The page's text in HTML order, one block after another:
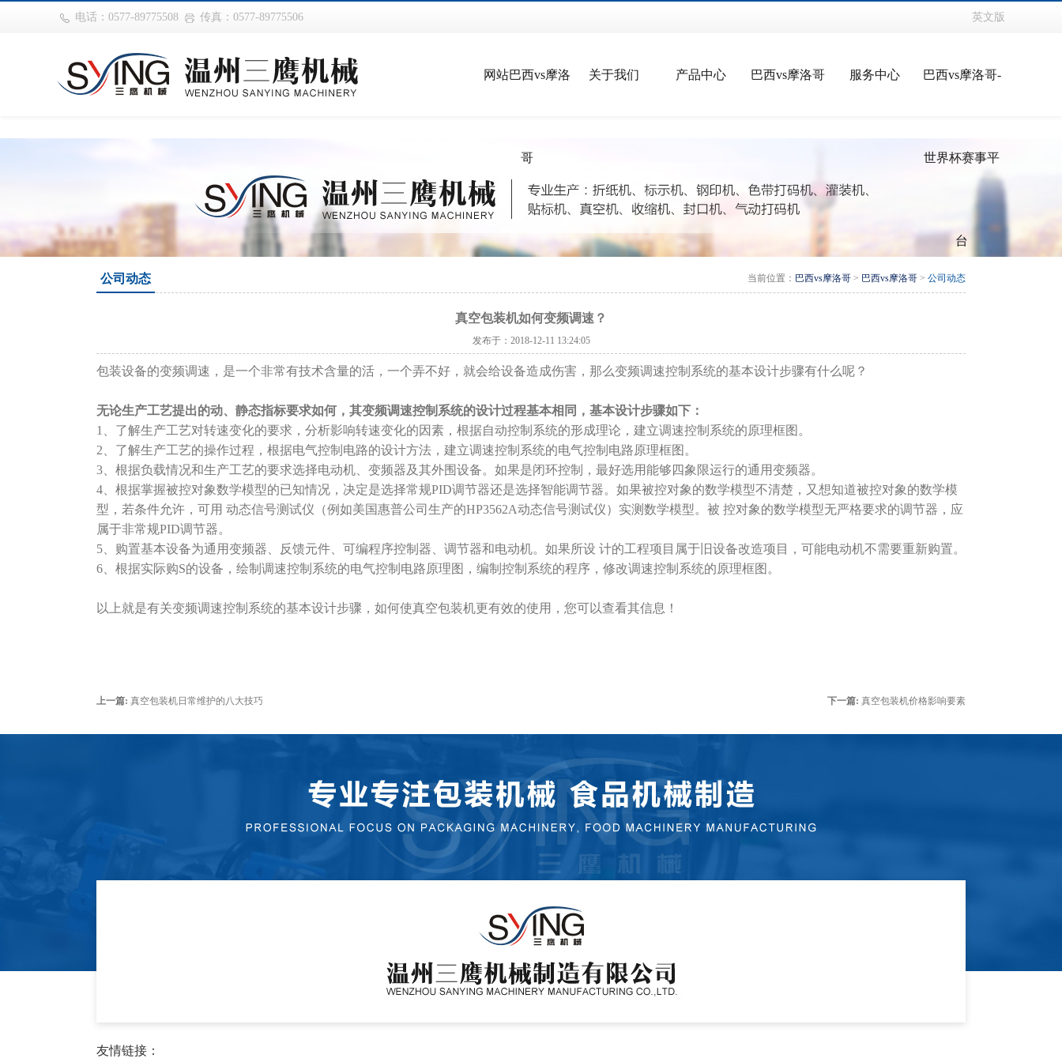
电话：0577-89775508 传真：0577-89775506 英文版
网站巴西vs摩洛
哥
关于我们 产品中心 巴西vs摩洛哥 服务中心 巴西vs摩洛哥-
世界杯赛事平
台
公司动态 当前位置： 巴西vs摩洛哥 > 巴西vs摩洛哥 > 公司动态
真空包装机如何变频调速？
发布于：2018-12-11 13:24:05
包装设备的变频调速，是一个非常有技术含量的活，一个弄不好，就会给设备造成伤害，那么变频调速控制系统的基本设计步骤有什么呢？
无论生产工艺提出的动、静态指标要求如何，其变频调速控制系统的设计过程基本相同，基本设计步骤如下：
1、了解生产工艺对转速变化的要求，分析影响转速变化的因素，根据自动控制系统的形成理论，建立调速控制系统的原理框图。
2、了解生产工艺的操作过程，根据电气控制电路的设计方法，建立调速控制系统的电气控制电路原理框图。
3、根据负载情况和生产工艺的要求选择电动机、变频器及其外围设备。如果是闭环控制，最好选用能够四象限运行的通用变频器。
4、根据掌握被控对象数学模型的已知情况，决定是选择常规PID调节器还是选择智能调节器。如果被控对象的数学模型不清楚，又想知道被控对象的数学模
型，若条件允许，可用 动态信号测试仪（例如美国惠普公司生产的HP3562A动态信号测试仪）实测数学模型。被 控对象的数学模型无严格要求的调节器，应
属于非常规PID调节器。
5、购置基本设备为通用变频器、反馈元件、可编程序控制器、调节器和电动机。如果所设 计的工程项目属于旧设备改造项目，可能电动机不需要重新购置。
6、根据实际购S的设备，绘制调速控制系统的电气控制电路原理图，编制控制系统的程序，修改调速控制系统的原理框图。
以上就是有关变频调速控制系统的基本设计步骤，如何使真空包装机更有效的使用，您可以查看其信息！
上一篇: 真空包装机日常维护的八大技巧 下一篇: 真空包装机价格影响要素
友情链接：